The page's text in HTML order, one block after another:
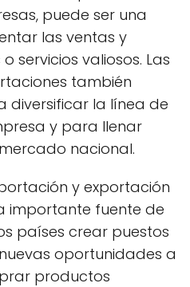
puede ser una
las ventas y
servicios valiosos. Las
también
diversificar la línea de
y para llenar
nacional.
y exportación
importante fuente de
países crear puestos
oportunidades a
productos